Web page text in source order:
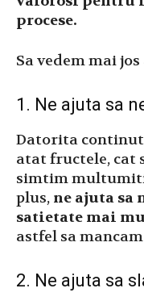
procese.
Sa vedem mai
1. Ne ajuta sa
Datorita
atat fructele, cat
simtim
plus, ne ajuta sa
satietate mai
astfel sa
2. Ne ajuta sa